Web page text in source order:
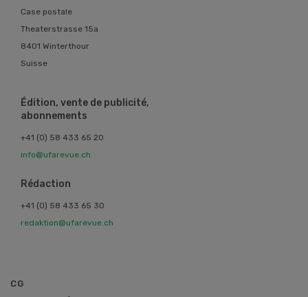
Case postale
Theaterstrasse 15a
8401 Winterthour
Suisse
Édition, vente de publicité,
abonnements
+41 (0) 58 433 65 20
info@ufarevue.ch
Rédaction
+41 (0) 58 433 65 30
redaktion@ufarevue.ch
CG